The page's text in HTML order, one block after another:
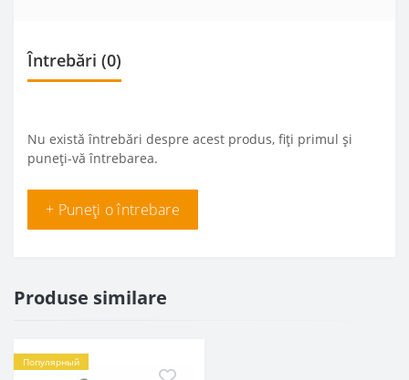
Întrebări (0)
Nu există întrebări despre acest produs, fiți primul și
puneți-vă întrebarea.
+ Puneți o întrebare
Produse similare
Популярный